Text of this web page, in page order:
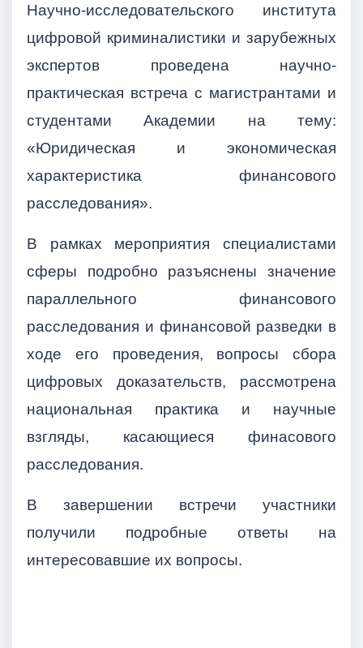
Научно-исследовательского института
цифровой криминалистики и зарубежных
экспертов проведена научно-
практическая встреча с магистрантами и
студентами Академии на тему:
«Юридическая и экономическая
характеристика финансового
расследования».
В рамках мероприятия специалистами
сферы подробно разъяснены значение
параллельного финансового
расследования и финансовой разведки в
ходе его проведения, вопросы сбора
цифровых доказательств, рассмотрена
национальная практика и научные
взгляды, касающиеся финасового
расследования.
В завершении встречи участники
получили подробные ответы на
интересовавшие их вопросы.